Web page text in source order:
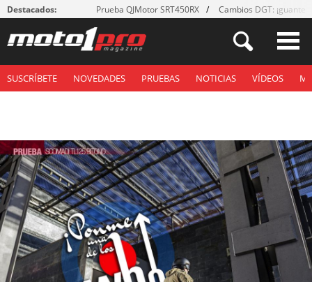
Destacados: Prueba QJMotor SRT450RX Cambios DGT: ¡guantes!
SUSCRÍBETE NOVEDADES PRUEBAS NOTICIAS VÍDEOS